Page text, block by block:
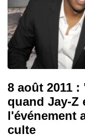
8 août 2011
quand Jay-Z
l'événement
culte